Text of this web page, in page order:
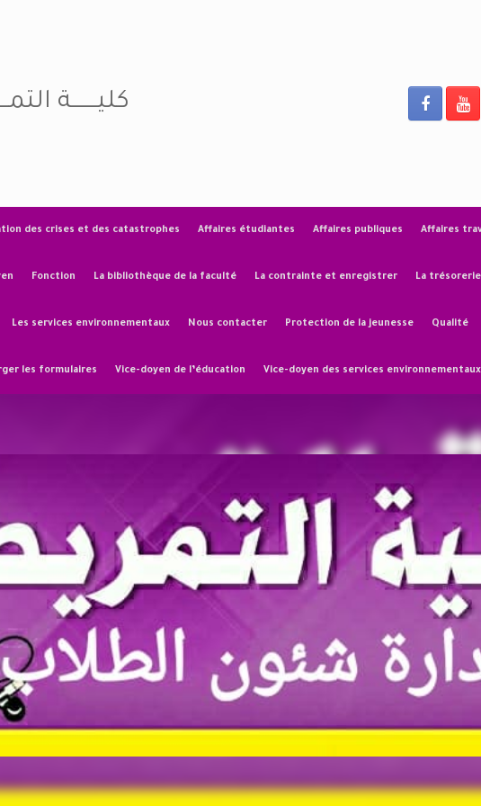
كليـــــــة
des crises et des catastrophes Affaires étudiantes Affaires publiques Affaires
Fonction La bibliothèque de la faculté La contrainte et enregistrer La trésorerie
Les services environnementaux Nous contacter Protection de la jeunesse Qualité
les formulaires Vice-doyen de l’éducation Vice-doyen des services environnementaux